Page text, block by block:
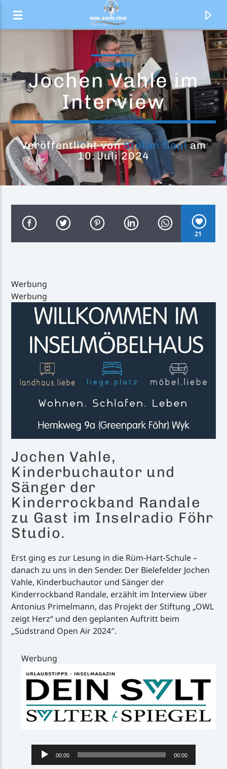
Wherever you will go
The Calling
Handystream
INSELNEWS
Jochen Vahle im
Interview
Veröffentlicht vonStefan Gaulam
10. Juli 2024
21
Werbung
Werbung
Jochen Vahle,
Kinderbuchautor und
Sänger der
Kinderrockband Randale
zu Gast im Inselradio Föhr
Studio.
Erst ging es zur Lesung in die Rüm-Hart-Schule –
danach zu uns in den Sender. Der Bielefelder Jochen
Vahle, Kinderbuchautor und Sänger der
Kinderrockband Randale, erzählt im Interview über
Antonius Primelmann, das Projekt der Stiftung „OWL
zeigt Herz“ und den geplanten Auftritt beim
„Südstrand Open Air 2024″.
Werbung
Audio-
Player
00:00 00:00